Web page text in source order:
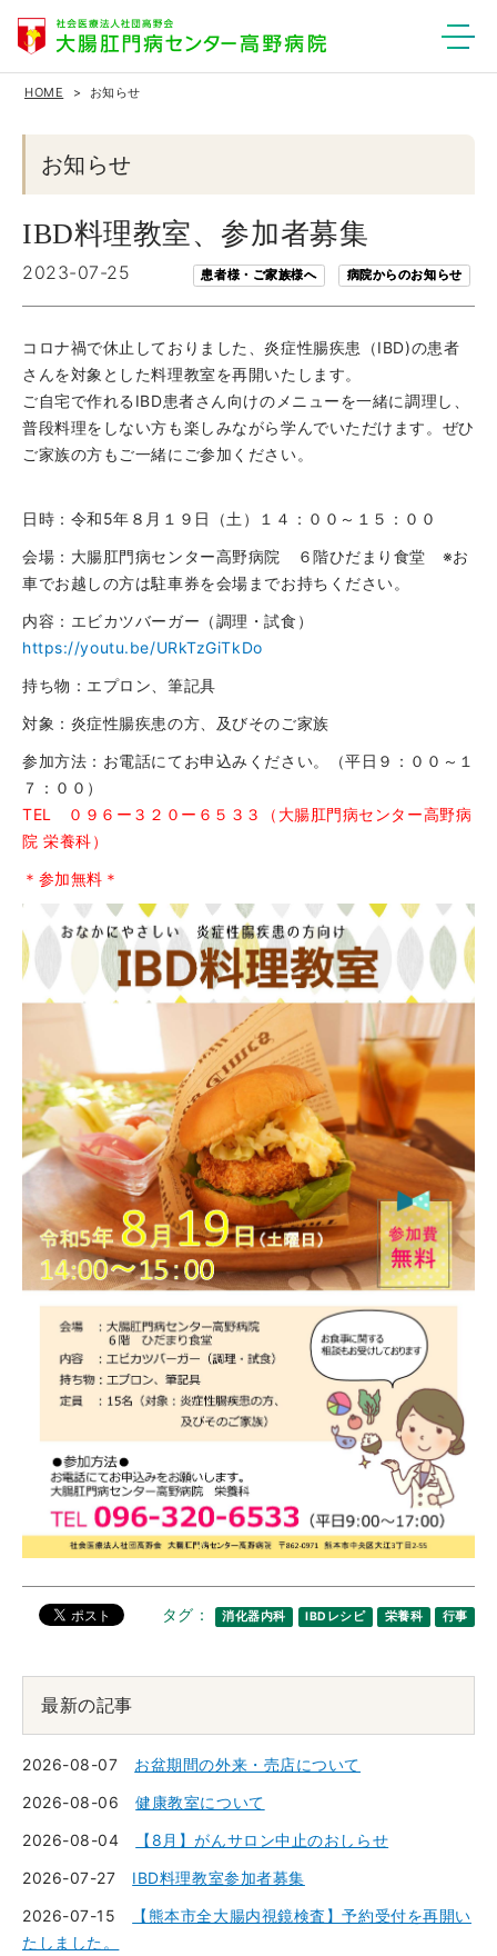
HOME お知らせ
お知らせ
IBD料理教室、参加者募集
2023-07-25 患者様・ご家族様へ 病院からのお知らせ
コロナ禍で休止しておりました、炎症性腸疾患（IBD)の患者
さんを対象とした料理教室を再開いたします。
ご自宅で作れるIBD患者さん向けのメニューを一緒に調理し、
普段料理をしない方も楽しみながら学んでいただけます。ぜひ
ご家族の方もご一緒にご参加ください。
日時：令和5年８月１９日（土）１４：００～１５：００
会場：大腸肛門病センター高野病院 ６階ひだまり食堂 ※お
車でお越しの方は駐車券を会場までお持ちください。
内容：エビカツバーガー（調理・試食）
https://youtu.be/URkTzGiTkDo
持ち物：エプロン、筆記具
対象：炎症性腸疾患の方、及びそのご家族
参加方法：お電話にてお申込みください。（平日９：００～１
７：００）
TEL ０９６ー３２０ー６５３３（大腸肛門病センター高野病
院 栄養科）
＊参加無料＊
タグ： 消化器内科 IBDレシピ 栄養科 行事
最新の記事
2026-08-07
お盆期間の外来・売店について
2026-08-06
健康教室について
2026-08-04
【8月】がんサロン中止のおしらせ
2026-07-27
IBD料理教室参加者募集
2026-07-15
【熊本市全大腸内視鏡検査】予約受付を再開い
たしました。